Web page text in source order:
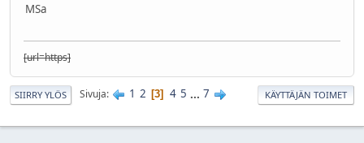
MSa
[url=https]
SIIRRY YLÖS Sivuja 1 2 3 4 5 ... 7 KÄYTTÄJÄN TOIMET